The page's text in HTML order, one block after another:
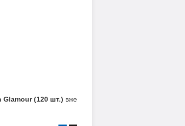
Glamour (120 шт.) вже